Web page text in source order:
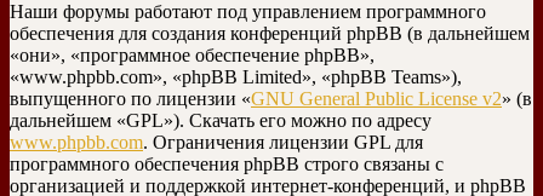
Наши форумы работают под управлением программного
обеспечения для создания конференций phpBB (в дальнейшем
«они», «программное обеспечение phpBB»,
«www.phpbb.com», «phpBB Limited», «phpBB Teams»),
выпущенного по лицензии «GNU General Public License v2» (в
дальнейшем «GPL»). Скачать его можно по адресу
www.phpbb.com. Ограничения лицензии GPL для
программного обеспечения phpBB строго связаны с
организацией и поддержкой интернет-конференций, и phpBB